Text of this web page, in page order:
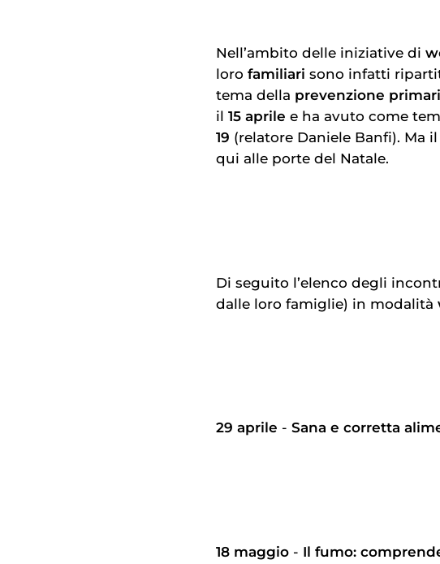
Nell’ambito delle iniziative di
loro familiari sono infatti
tema della prevenzione
il 15 aprile e ha avuto come
19 (relatore Daniele Banfi). Ma
qui alle porte del Natale.
Di seguito l’elenco degli
dalle loro famiglie) in modalità
29 aprile - Sana e corretta
18 maggio - Il fumo: